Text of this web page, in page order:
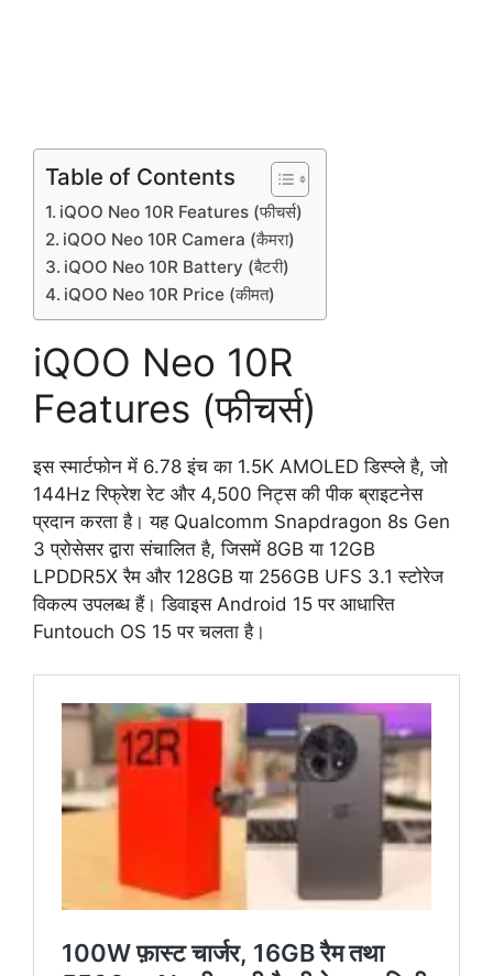
Table of Contents
iQOO Neo 10R Features (फीचर्स)
iQOO Neo 10R Camera (कैमरा)
iQOO Neo 10R Battery (बैटरी)
iQOO Neo 10R Price (कीमत)
iQOO Neo 10R
Features (फीचर्स)
इस स्मार्टफोन में 6.78 इंच का 1.5K AMOLED डिस्प्ले है, जो
144Hz रिफ्रेश रेट और 4,500 निट्स की पीक ब्राइटनेस
प्रदान करता है। यह Qualcomm Snapdragon 8s Gen
3 प्रोसेसर द्वारा संचालित है, जिसमें 8GB या 12GB
LPDDR5X रैम और 128GB या 256GB UFS 3.1 स्टोरेज
विकल्प उपलब्ध हैं। डिवाइस Android 15 पर आधारित
Funtouch OS 15 पर चलता है।